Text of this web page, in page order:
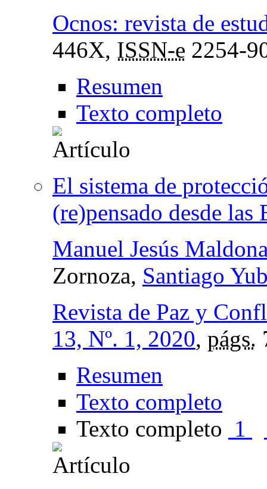
Ocnos: revista de
446X, ISSN-e 2254-
Resumen
Texto completo
El sistema de
(re)pensado desde
Manuel Jesús
Zornoza, Santiago
Revista de Paz y
13, Nº. 1, 2020, págs.
Resumen
Texto completo
Texto completo 1